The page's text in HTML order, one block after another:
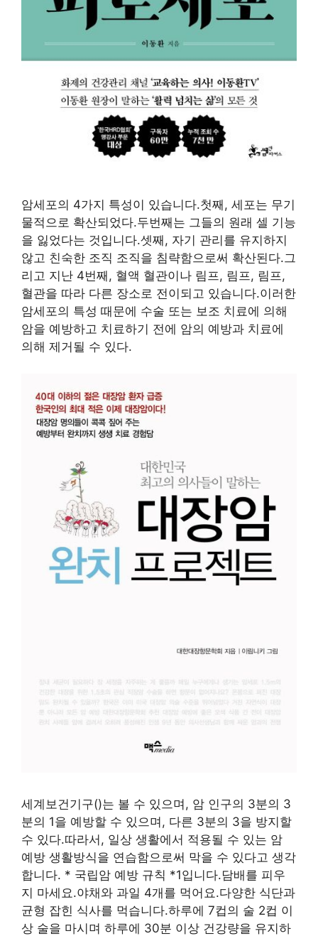
암세포의 4가지 특성이 있습니다.첫째, 세포는 무기
물적으로 확산되었다.두번째는 그들의 원래 셀 기능
을 잃었다는 것입니다.셋째, 자기 관리를 유지하지
않고 친숙한 조직 조직을 침략함으로써 확산된다.그
리고 지난 4번째, 혈액 혈관이나 림프, 림프, 림프,
혈관을 따라 다른 장소로 전이되고 있습니다.이러한
암세포의 특성 때문에 수술 또는 보조 치료에 의해
암을 예방하고 치료하기 전에 암의 예방과 치료에
의해 제거될 수 있다.
세계보건기구()는 볼 수 있으며, 암 인구의 3분의 3
분의 1을 예방할 수 있으며, 다른 3분의 3을 방지할
수 있다.따라서, 일상 생활에서 적용될 수 있는 암
예방 생활방식을 연습함으로써 막을 수 있다고 생각
합니다. * 국립암 예방 규칙 *1입니다.담배를 피우
지 마세요.야채와 과일 4개를 먹어요.다양한 식단과
균형 잡힌 식사를 먹습니다.하루에 7컵의 술 2컵 이
상 술을 마시며 하루에 30분 이상 건강량을 유지하